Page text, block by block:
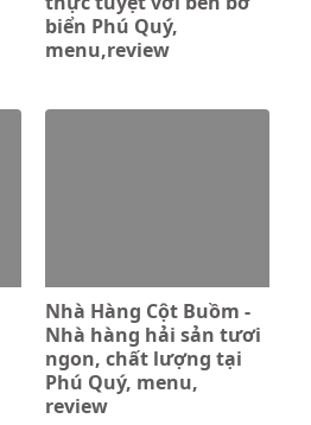
biển Phú Quý,
menu,review
Nhà Hàng Cột Buồm -
Nhà hàng hải sản tươi
ngon, chất lượng tại
Phú Quý, menu,
review